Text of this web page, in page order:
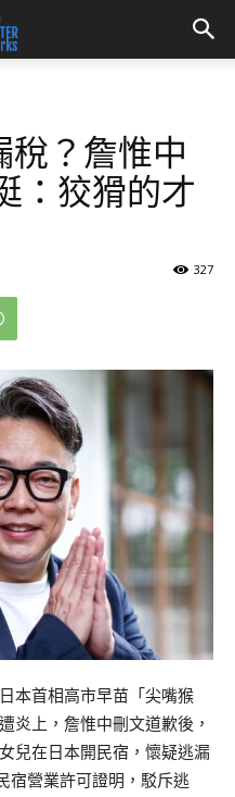
稅？詹惟中
：狡猾的才
327
本首相高市早苗「尖嘴猴
炎上，詹惟中刪文道歉後，
兒在日本開民宿，懷疑逃漏
宿營業許可證明，駁斥逃